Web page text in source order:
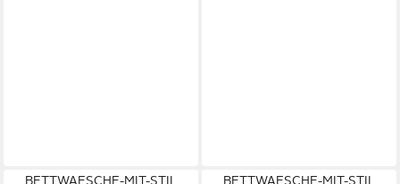
BETTWAESCHE-MIT-STIL
BETTWAESCHE-MIT-STIL